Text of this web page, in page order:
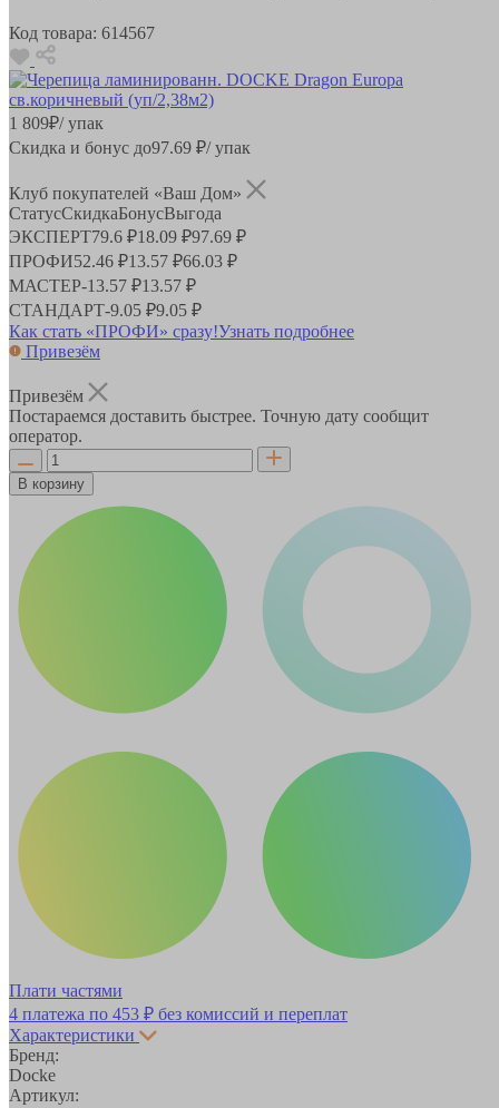
Код товара: 614567
1 809₽/ упак
Скидка и бонус до97.69 ₽/ упак
Клуб покупателей «Ваш Дом»
СтатусСкидкаБонусВыгода
ЭКСПЕРТ79.6 ₽18.09 ₽97.69 ₽
ПРОФИ52.46 ₽13.57 ₽66.03 ₽
МАСТЕР-13.57 ₽13.57 ₽
СТАНДАРТ-9.05 ₽9.05 ₽
Как стать «ПРОФИ» сразу!Узнать подробнее
Привезём
Привезём
Постараемся доставить быстрее. Точную дату сообщит
оператор.
В корзину
Плати частями
4 платежа по 453 ₽ без комиссий и переплат
Характеристики
Бренд:
Docke
Артикул: